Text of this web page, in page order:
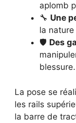
aplomb
🔧 Une
la
🛡️ Des
blessure.
La pose se
les rails
la barre de